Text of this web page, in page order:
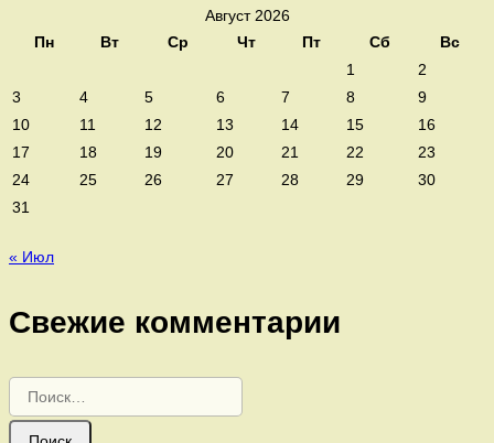
Август 2026
Пн
Вт Ср Чт Пт Сб
Вс
1
2
3
4 5 6 7 8
9
10
11 12 13 14 15
16
17
18 19 20 21 22
23
24
25 26 27 28 29
30
31
« Июл
Свежие комментарии